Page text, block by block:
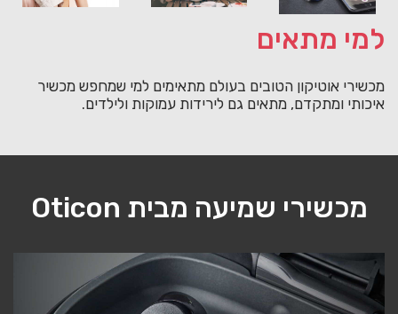
למי מתאים
מכשירי אוטיקון הטובים בעולם מתאימים למי שמחפש מכשיר
איכותי ומתקדם, מתאים גם לירידות עמוקות ולילדים.
מכשירי שמיעה מבית Oticon